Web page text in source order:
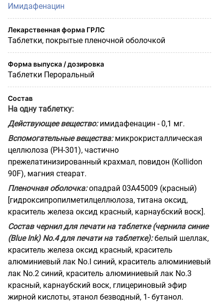
Имидафенацин
Лекарственная форма ГРЛС
Таблетки, покрытые пленочной оболочкой
Форма выпуска / дозировка
Таблетки Пероральный
Состав
На одну таблетку:
Действующее вещество:имидафенацин - 0,1 мг.
Вспомогательные вещества:микрокристаллическая
целлюлоза (РН-301), частично
прежелатинизированный крахмал, повидон (Kollidon
90F), магния стеарат.
Пленочная оболочка:опадрай 03А45009 (красный)
[гидроксипропилметилцеллюлоза, титана оксид,
краситель железа оксид красный, карнаубский воск].
Состав чернил для печати на таблетке (чернила синие
(Blue Ink) No.4 для печати на таблетке):белый шеллак,
краситель железа оксид красный, краситель
алюминиевый лак No.l синий, краситель алюминиевый
лак No.2 синий, краситель алюминиевый лак No.3
красный, карнаубский воск, глицериновый эфир
жирной кислоты, этанол безводный, 1- бутанол.